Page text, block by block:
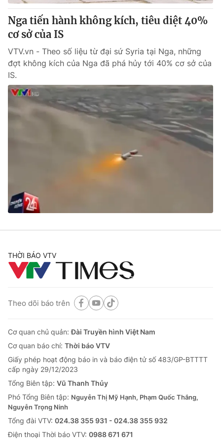
Nga tiến hành không kích, tiêu diệt 40%
cơ sở của IS
VTV.vn - Theo số liệu từ đại sứ Syria tại Nga, những
đợt không kích của Nga đã phá hủy tới 40% cơ sở của
IS.
THỜI BÁO VTV
Theo dõi báo trên
Cơ quan chủ quản:Đài Truyền hình Việt Nam
Cơ quan báo chí: Thời báo VTV
Giấy phép hoạt động báo in và báo điện tử số 483/GP-BTTTT
cấp ngày 29/12/2023
Tổng Biên tập: Vũ Thanh Thủy
Phó Tổng Biên tập: Nguyễn Thị Mỹ Hạnh, Phạm Quốc Thắng,
Nguyễn Trọng Ninh
Tổng đài VTV: 024.38 355 931 - 024.38 355 932
Ðiện thoại Thời báo VTV: 0988 671 671